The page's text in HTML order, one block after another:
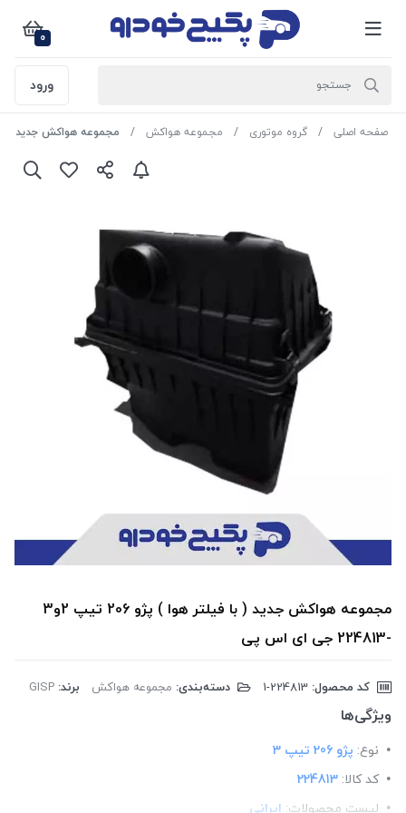
0
ورود
صفحه اصلی گروه موتوری مجموعه هواکش مجموعه هواکش جدید ( با فیلتر هوا ) پژو
مجموعه هواکش جدید ( با فیلتر هوا ) پژو 206 تیپ 2و3
-224813 جی ای اس پی
کد محصول: دسته‌بندی: مجموعه هواکش برند: GISP
ویژگی‌ها
نوع: پژو 206 تیپ 3
کد کالا: 224813
لیست محصولات: ایرانی